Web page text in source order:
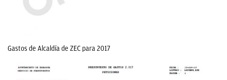
Gastos de Alcaldía de ZEC para 2017